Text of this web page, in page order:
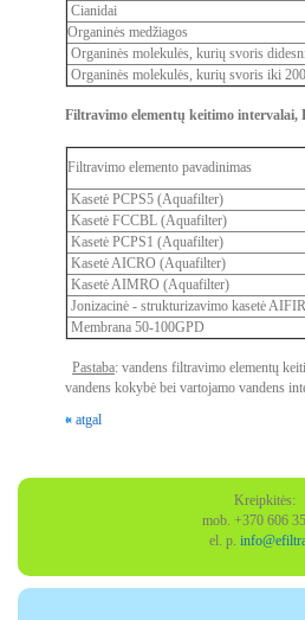
Cianidai
Organinės medžiagos
Organinės molekulės, kurių svoris
Organinės molekulės, kurių svoris iki 200
Filtravimo elementų keitimo intervalai,
Filtravimo elemento pavadinimas
Kasetė PCPS5 (Aquafilter)
Kasetė FCCBL (Aquafilter)
Kasetė PCPS1 (Aquafilter)
Kasetė AICRO (Aquafilter)
Kasetė AIMRO (Aquafilter)
Jonizacinė - strukturizavimo kasetė
Membrana 50-100GPD
Pastaba: vandens filtravimo elementų
vandens kokybė bei vartojamo vandens
« atgal
Kreipkitės:
mob. +370 606
el. p.